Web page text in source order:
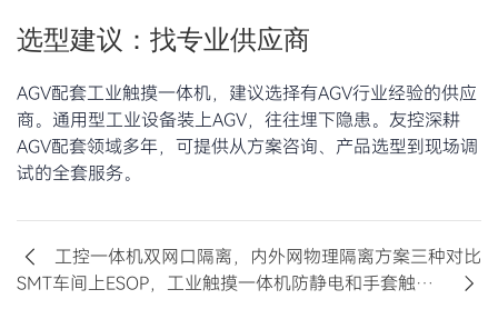
选型建议：找专业供应商
AGV配套工业触摸一体机，建议选择有AGV行业经验的供应
商。通用型工业设备装上AGV，往往埋下隐患。友控深耕
AGV配套领域多年，可提供从方案咨询、产品选型到现场调
试的全套服务。
工控一体机双网口隔离，内外网物理隔离方案三种对比
SMT车间上ESOP，工业触摸一体机防静电和手套触控怎么选